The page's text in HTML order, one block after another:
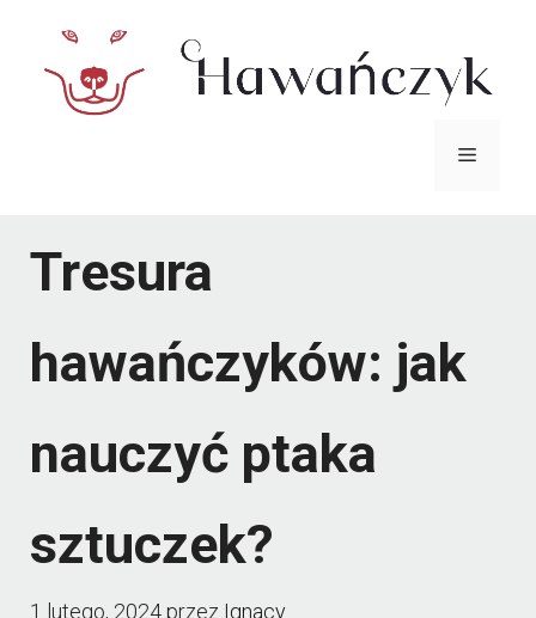
Menu
Tresura
hawańczyków: jak
nauczyć ptaka
sztuczek?
1 lutego, 2024przez Ignacy